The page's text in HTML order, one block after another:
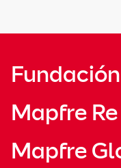
Mapfre Re
Mapfre